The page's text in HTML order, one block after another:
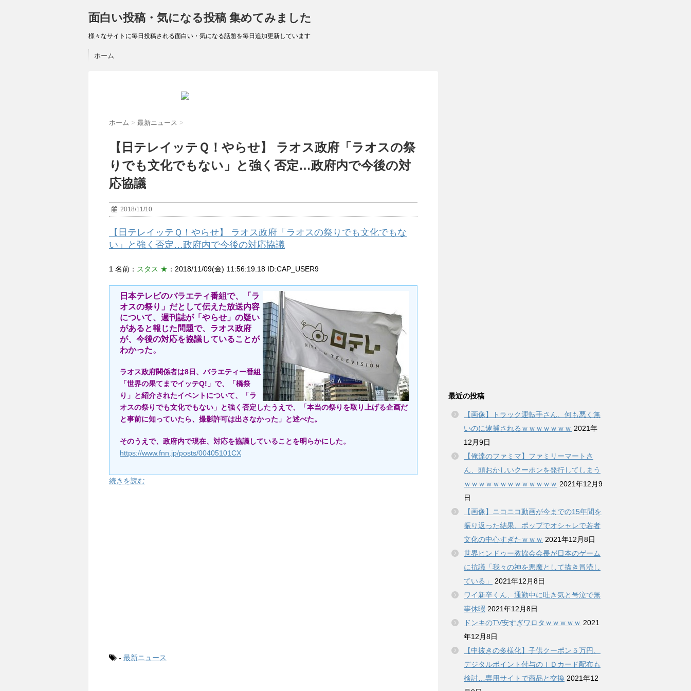
面白い投稿・気になる投稿 集めてみました
様々なサイトに毎日投稿される面白い・気になる話題を毎日追加更新しています
ホーム
ホーム > 最新ニュース >
【日テレイッテＱ！やらせ】 ラオス政府「ラオスの祭
りでも文化でもない」と強く否定…政府内で今後の対
応協議
2018/11/10
【日テレイッテＱ！やらせ】 ラオス政府「ラオスの祭りでも文化でもな
い」と強く否定…政府内で今後の対応協議
1 名前： スタス ★ ：2018/11/09(金) 11:56:19.18 ID:CAP_USER9
日本テレビのバラエティ番組で、「ラ
オスの祭り」だとして伝えた放送内容
について、週刊誌が「やらせ」の疑い
があると報じた問題で、ラオス政府
が、今後の対応を協議していることが
わかった。
ラオス政府関係者は8日、バラエティー番組
「世界の果てまでイッテQ!」で、「橋祭
り」と紹介されたイベントについて、「ラ
オスの祭りでも文化でもない」と強く否定したうえで、「本当の祭りを取り上げる企画だ
と事前に知っていたら、撮影許可は出さなかった」と述べた。
そのうえで、政府内で現在、対応を協議していることを明らかにした。
https://www.fnn.jp/posts/00405101CX
続きを読む
- 最新ニュース
最近の投稿
【画像】トラック運転手さん、何も悪く無
いのに逮捕されるｗｗｗｗｗｗｗ 2021年
12月9日
【俺達のファミマ】ファミリーマートさ
ん、頭おかしいクーポンを発行してしまう
ｗｗｗｗｗｗｗｗｗｗｗｗｗ 2021年12月9
日
【画像】ニコニコ動画が今までの15年間を
振り返った結果、ポップでオシャレで若者
文化の中心すぎたｗｗｗ 2021年12月8日
世界ヒンドゥー教協会会長が日本のゲーム
に抗議「我々の神を悪魔として描き冒涜し
ている」
2021年12月8日
ワイ新卒くん、通勤中に吐き気と号泣で無
事休暇 2021年12月8日
ドンキのTV安すぎワロタｗｗｗｗｗ 2021
年12月8日
【中抜きの多様化】子供クーポン５万円、
デジタルポイント付与のＩＤカード配布も
検討…専用サイトで商品と交換 2021年12